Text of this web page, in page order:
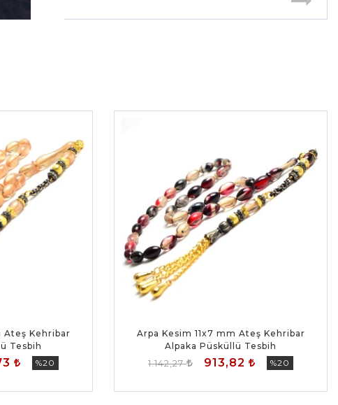
Ateş Kehribar
Tesbih
%20
Arpa Kesim 11x7 mm Ateş Kehribar
Alpaka Püsküllü Tesbih
1.142,27 913,82 %20